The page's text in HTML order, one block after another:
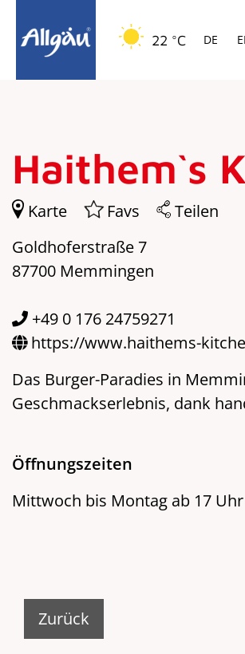
Springe zur Navigation
Springe zum Hauptinhalt
22 °C DE
Haithem`s
Karte Favs
Teilen
Goldhoferstraße 7
87700 Memmingen
+49 0 176 24759271
https://www.haithems-
Das Burger-Paradies in
Geschmackserlebnis, dank
Öffnungszeiten
Mittwoch bis Montag ab 17 Uhr
Zurück